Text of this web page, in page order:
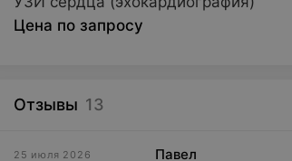
Цена по запросу
Отзывы 13
25 июля 2026 Павел